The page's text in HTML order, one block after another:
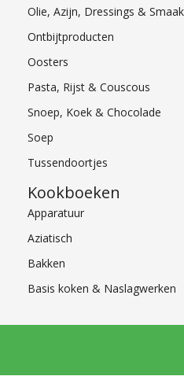
Olie, Azijn, Dressings &
Ontbijtproducten
Oosters
Pasta, Rijst & Couscous
Snoep, Koek & Chocolade
Soep
Tussendoortjes
Kookboeken
Apparatuur
Aziatisch
Bakken
Basis koken & Naslagwerken